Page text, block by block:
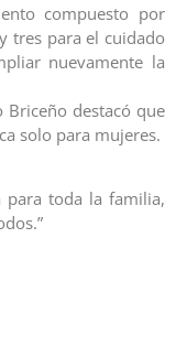
compuesto por
tres para el cuidado
nuevamente la
Briceño destacó que
solo para mujeres.
para toda la familia,